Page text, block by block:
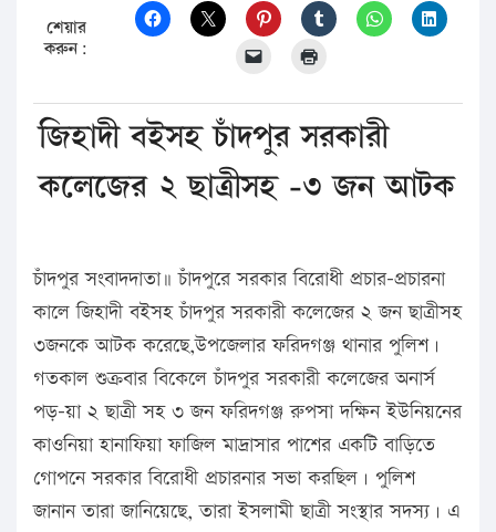
শেয়ার
করুন:
জিহাদী বইসহ চাঁদপুর সরকারী
কলেজের ২ ছাত্রীসহ -৩ জন আটক
চাঁদপুর সংবাদদাতা॥ চাঁদপুরে সরকার বিরোধী প্রচার-প্রচারনা
কালে জিহাদী বইসহ চাঁদপুর সরকারী কলেজের ২ জন ছাত্রীসহ
৩জনকে আটক করেছে,উপজেলার ফরিদগঞ্জ থানার পুলিশ।
গতকাল শুক্রবার বিকেলে চাঁদপুর সরকারী কলেজের অনার্স
পড়–য়া ২ ছাত্রী সহ ৩ জন ফরিদগঞ্জ রুপসা দক্ষিন ইউনিয়নের
কাওনিয়া হানাফিয়া ফাজিল মাদ্রাসার পাশের একটি বাড়িতে
গোপনে সরকার বিরোধী প্রচারনার সভা করছিল। পুলিশ
জানান তারা জানিয়েছে, তারা ইসলামী ছাত্রী সংস্থার সদস্য। এ